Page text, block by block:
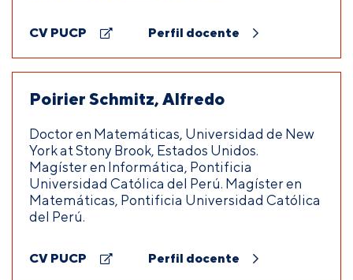
CV PUCP Perfil docente
Poirier Schmitz, Alfredo
Doctor en Matemáticas, Universidad de New
York at Stony Brook, Estados Unidos.
Magíster en Informática, Pontificia
Universidad Católica del Perú. Magíster en
Matemáticas, Pontificia Universidad Católica
del Perú.
CV PUCP Perfil docente